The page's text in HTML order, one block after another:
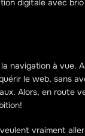
digitale avec
navigation à vue.
le web, sans
Alors, en route
vraiment